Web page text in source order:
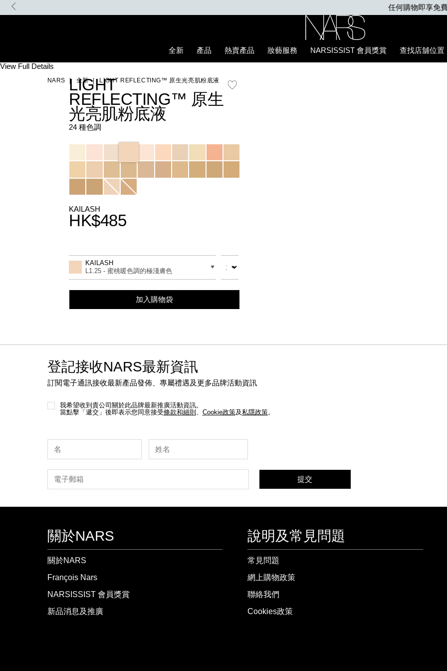
Skip
全新
產品 熱賣產品 妝藝服務 NARSISSIST 會員獎賞 查找店舖位置
NARS 全新 LIGHT REFLECTING™ 原生光亮肌粉底液
Details
/zh/light-
%E5%8E%9F%E7%94%9F%E5%85%89%E4%BA%AE%E8%82%8C%E7%B2%89%E5%BA%95%E6%B6%B2/
Item
0194251149172_hk
View Full Details
LIGHT
REFLECTING™ 原生
光亮肌粉底液
24 種色調
Variations
KAILASH
HK$485
to
options
Actions
KAILASH
L1.25 - 蜜桃暖色調的極淺膚色
數量
加入購物袋
登記接收NARS最新資訊
訂閱電子通訊接收最新產品發佈、專屬禮遇及更多品牌活動資訊
我希望收到貴公司關於此品牌最新推廣活動資訊。
當點擊「遞交」後即表示您同意接受條款和細則 Cookie政策及私隱政策。
提交
關於NARS
關於NARS
François Nars
NARSISSIST 會員獎賞
新品消息及推廣
說明及常見問題
常見問題
網上購物政策
聯絡我們
Cookies政策